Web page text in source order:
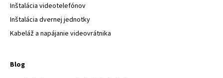
Inštalácia videotelefónov
Inštalácia dvernej jednotky
Kabeláž a napájanie videovrátnika
Blog